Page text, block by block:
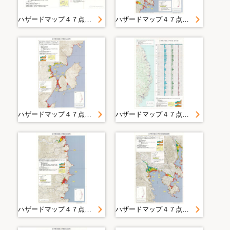
ハザードマップ４７点＿大槌町＿岩手県津波浸水予測図＿地区別図（大槌町大槌・吉里吉里） ハザードマップ４７点＿大船渡市＿岩手県津波浸水予測図（大船渡市）２＿２
ハザードマップ４７点＿山田町＿岩手県津波浸水予測図（山田町） ハザードマップ４７点＿岩手県＿岩手県津波浸水予測図（全体図）
ハザードマップ４７点＿田老町＿岩手県津波浸水予測図（田老町 ） ハザードマップ４７点＿陸前高田市＿岩手県津波浸水予測図（陸前高田市）